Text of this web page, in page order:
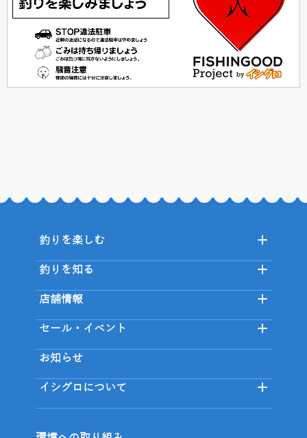
釣りを楽しむ
釣りを知る
店舗情報
セール・イベント
お知らせ
イシグロについて